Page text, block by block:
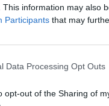
This information may also
Participants that may
Data Processing Opt Outs
opt-out of the Sharing of